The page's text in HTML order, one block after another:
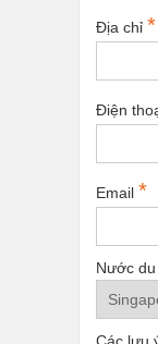
Địa chỉ *
Điện
Email *
Nước